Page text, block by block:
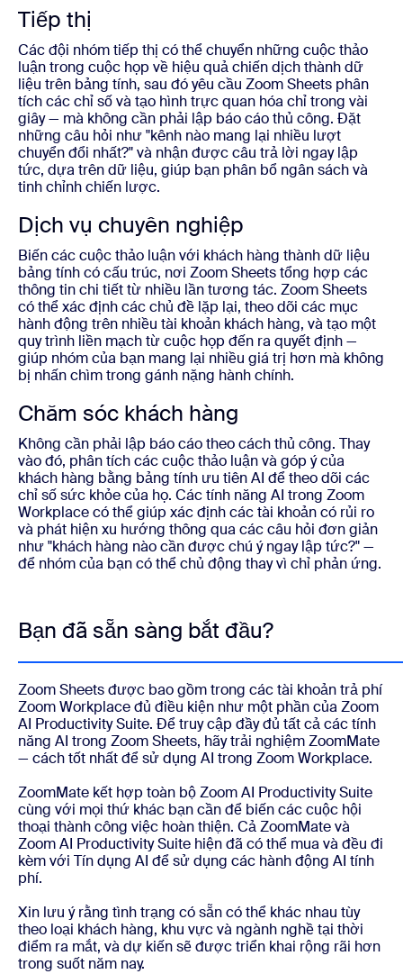
Tiếp thị
Các đội nhóm tiếp thị có thể chuyển những cuộc thảo
luận trong cuộc họp về hiệu quả chiến dịch thành dữ
liệu trên bảng tính, sau đó yêu cầu Zoom Sheets phân
tích các chỉ số và tạo hình trực quan hóa chỉ trong vài
giây — mà không cần phải lập báo cáo thủ công. Đặt
những câu hỏi như "kênh nào mang lại nhiều lượt
chuyển đổi nhất?" và nhận được câu trả lời ngay lập
tức, dựa trên dữ liệu, giúp bạn phân bổ ngân sách và
tinh chỉnh chiến lược.
Dịch vụ chuyên nghiệp
Biến các cuộc thảo luận với khách hàng thành dữ liệu
bảng tính có cấu trúc, nơi Zoom Sheets tổng hợp các
thông tin chi tiết từ nhiều lần tương tác. Zoom Sheets
có thể xác định các chủ đề lặp lại, theo dõi các mục
hành động trên nhiều tài khoản khách hàng, và tạo một
quy trình liền mạch từ cuộc họp đến ra quyết định —
giúp nhóm của bạn mang lại nhiều giá trị hơn mà không
bị nhấn chìm trong gánh nặng hành chính.
Chăm sóc khách hàng
Không cần phải lập báo cáo theo cách thủ công. Thay
vào đó, phân tích các cuộc thảo luận và góp ý của
khách hàng bằng bảng tính ưu tiên AI để theo dõi các
chỉ số sức khỏe của họ. Các tính năng AI trong Zoom
Workplace có thể giúp xác định các tài khoản có rủi ro
và phát hiện xu hướng thông qua các câu hỏi đơn giản
như "khách hàng nào cần được chú ý ngay lập tức?" —
để nhóm của bạn có thể chủ động thay vì chỉ phản ứng.
Bạn đã sẵn sàng bắt đầu?
Zoom Sheets được bao gồm trong các tài khoản trả phí
Zoom Workplace đủ điều kiện như một phần của Zoom
AI Productivity Suite. Để truy cập đầy đủ tất cả các tính
năng AI trong Zoom Sheets, hãy trải nghiệm ZoomMate
— cách tốt nhất để sử dụng AI trong Zoom Workplace.
ZoomMate kết hợp toàn bộ Zoom AI Productivity Suite
cùng với mọi thứ khác bạn cần để biến các cuộc hội
thoại thành công việc hoàn thiện. Cả ZoomMate và
Zoom AI Productivity Suite hiện đã có thể mua và đều đi
kèm với Tín dụng AI để sử dụng các hành động AI tính
phí.
Xin lưu ý rằng tình trạng có sẵn có thể khác nhau tùy
theo loại khách hàng, khu vực và ngành nghề tại thời
điểm ra mắt, và dự kiến sẽ được triển khai rộng rãi hơn
trong suốt năm nay.